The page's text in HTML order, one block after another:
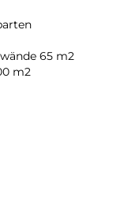
65 m2
m2